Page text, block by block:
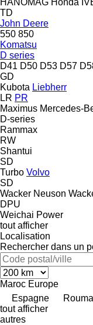
TD
John Deere
550 850
Komatsu
D series
D41 D50 D53 D57
GD
Kubota Liebherr
LR PR
Maximus Mercedes-
D-series
Rammax
RW
Shantui
SD
Turbo Volvo
SD
Wacker Neuson
DPU
Weichai Power
tout afficher
Localisation
Rechercher dans un
Maroc Europe
Espagne
tout afficher
autres